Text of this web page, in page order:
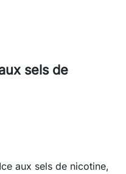
sels de
aux sels de nicotine,